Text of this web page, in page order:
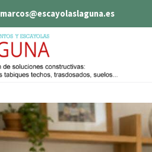
marcos@escayolaslaguna.es